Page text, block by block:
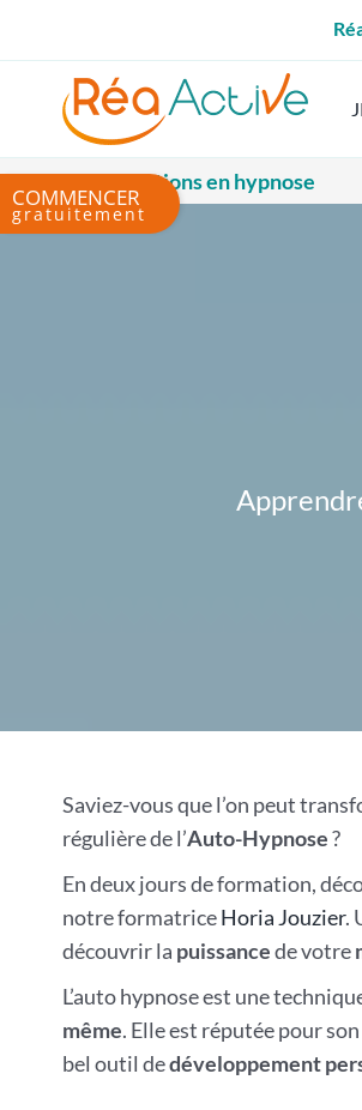
Les formations en hypnose
Saviez-vous que l’on peut
régulière de l’Auto-Hypnose?
En deux jours de formation,
notre formatriceHoria Jouzier.
découvrir la puissancede votre
L’auto hypnose est une
même. Elle est réputée pour
bel outil dedéveloppement
Bascule
de